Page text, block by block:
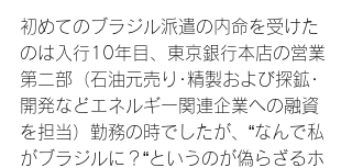
初めてのブラジル派遣の内命を受けた
のは入行10年目、東京銀行本店の営業
第二部（石油元売り･精製および探鉱･
開発などエネルギー関連企業への融資
を担当）勤務の時でしたが、“なんで私
がブラジルに？“というのが偽らざるホ